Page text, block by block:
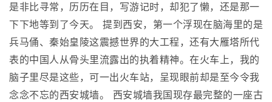
是非比寻常，历历在目，写游记时，却犯了懒，还是那一
下下地等到了今天。 提到西安，第一个浮现在脑海里的是
兵马俑、秦始皇陵这震撼世界的大工程，还有大雁塔所代
表的中国人从骨头里流露出的执着精神。在火车上，我的
脑子里尽是这些，可一出火车站，呈现眼前却是至今令我
念念不忘的西安城墙。 西安城墙我国现存最完整的一座古